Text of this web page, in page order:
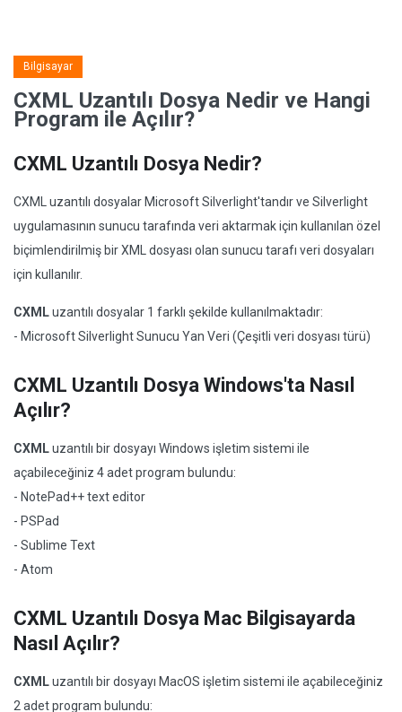
Bilgisayar
CXML Uzantılı Dosya Nedir ve Hangi
Program ile Açılır?
CXML Uzantılı Dosya Nedir?
CXML uzantılı dosyalar Microsoft Silverlight'tandır ve Silverlight
uygulamasının sunucu tarafında veri aktarmak için kullanılan özel
biçimlendirilmiş bir XML dosyası olan sunucu tarafı veri dosyaları
için kullanılır.
CXMLuzantılı dosyalar 1 farklı şekilde kullanılmaktadır:
- Microsoft Silverlight Sunucu Yan Veri (Çeşitli veri dosyası türü)
CXML Uzantılı Dosya Windows'ta Nasıl
Açılır?
CXMLuzantılı bir dosyayı Windows işletim sistemi ile
açabileceğiniz 4 adet program bulundu:
- NotePad++ text editor
- PSPad
- Sublime Text
- Atom
CXML Uzantılı Dosya Mac Bilgisayarda
Nasıl Açılır?
CXMLuzantılı bir dosyayı MacOS işletim sistemi ile açabileceğiniz
2 adet program bulundu: